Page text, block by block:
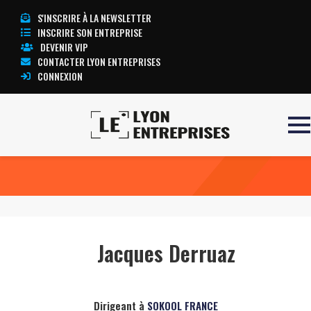
S'INSCRIRE À LA NEWSLETTER
INSCRIRE SON ENTREPRISE
DEVENIR VIP
CONTACTER LYON ENTREPRISES
CONNEXION
Jacques Derruaz
Dirigeant à SOKOOL FRANCE